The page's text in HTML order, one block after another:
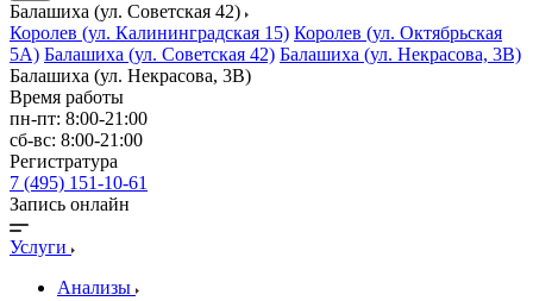
Балашиха (ул. Советская 42)
Королев (ул. Калининградская 15) Королев (ул. Октябрьская
5А) Балашиха (ул. Советская 42) Балашиха (ул. Некрасова, 3В)
Балашиха (ул. Некрасова, 3В)
Время работы
пн-пт: 8:00-21:00
сб-вс: 8:00-21:00
Регистратура
7 (495) 151-10-61
Запись онлайн
Услуги
Анализы